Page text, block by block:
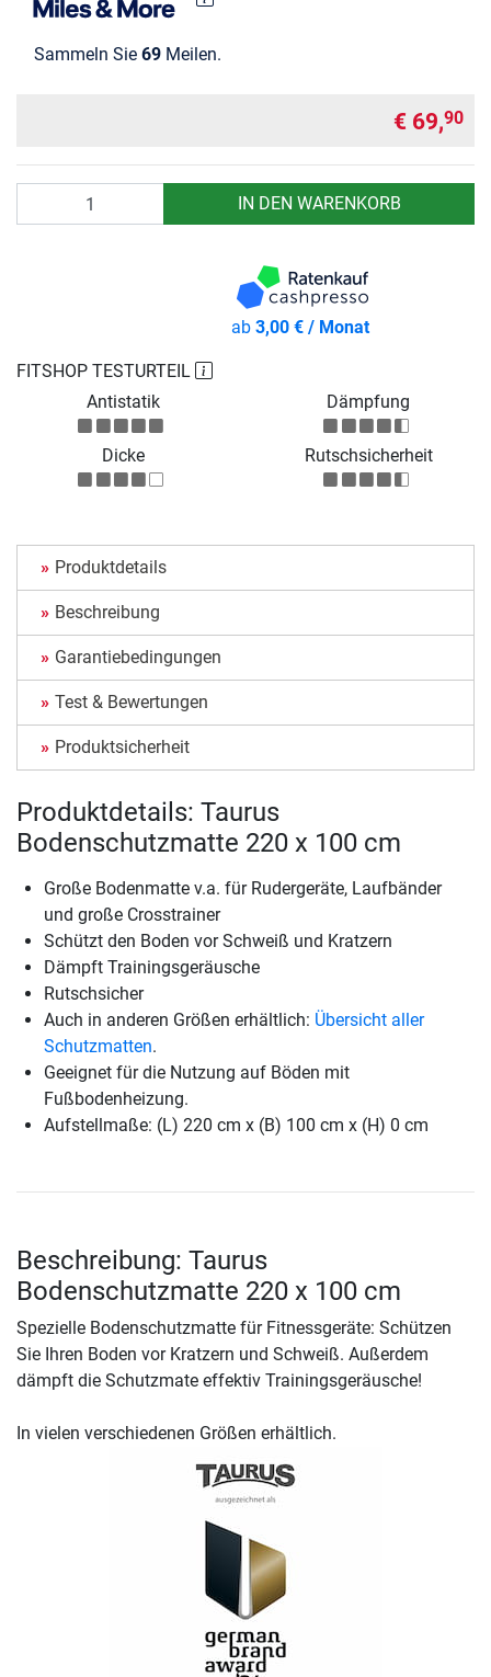
Sammeln Sie 69 Meilen.
€ 69,90
IN DEN WARENKORB
FITSHOP TESTURTEIL
Antistatik
Dämpfung
Dicke Rutschsicherheit
ab3,00 € / Monat
Produktdetails
Beschreibung
Garantiebedingungen
Test & Bewertungen
Produktsicherheit
Produktdetails: Taurus
Bodenschutzmatte 220 x 100 cm
Große Bodenmatte v.a. für Rudergeräte, Laufbänder
und große Crosstrainer
Schützt den Boden vor Schweiß und Kratzern
Dämpft Trainingsgeräusche
Rutschsicher
Auch in anderen Größen erhältlich: Übersicht aller
Schutzmatten.
Geeignet für die Nutzung auf Böden mit
Fußbodenheizung.
Aufstellmaße: (L) 220 cm x (B) 100 cm x (H) 0 cm
Beschreibung: Taurus
Bodenschutzmatte 220 x 100 cm
Spezielle Bodenschutzmatte für Fitnessgeräte: Schützen
Sie Ihren Boden vor Kratzern und Schweiß. Außerdem
dämpft die Schutzmate effektiv Trainingsgeräusche!
In vielen verschiedenen Größen erhältlich.